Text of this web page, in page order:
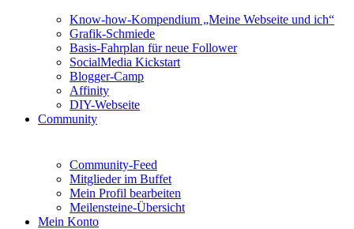
Know-how-Kompendium „Meine Webseite und ich“
Grafik-Schmiede
Basis-Fahrplan für neue Follower
SocialMedia Kickstart
Blogger-Camp
Affinity
DIY-Webseite
Community
Community-Feed
Mitglieder im Buffet
Mein Profil bearbeiten
Meilensteine-Übersicht
Mein Konto